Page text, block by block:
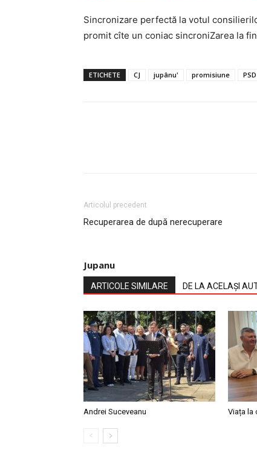
Sincronizare perfectă la votul
promit cîte un coniac sincroniZarea la
ETICHETE CJ jupânu' promisiune PSD
Articolul precedent
Recuperarea de după nerecuperare
Jupanu
ARTICOLE SIMILARE DE LA ACELAȘI
Andrei Suceveanu Viața la